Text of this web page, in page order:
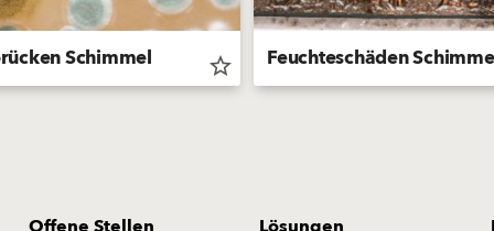
Schimmel star_border Feuchteschäden